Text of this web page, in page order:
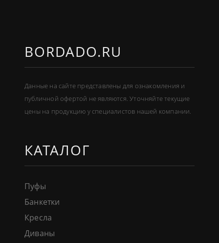
BORDADO.RU
Данные на сайте представлены для ознакомления и
публичной офертой не являются. Уточняйте текущие
цены на продукцию у специалистов нашей компании.
КАТАЛОГ
Пуфы
Банкетки
Кресла
Диваны